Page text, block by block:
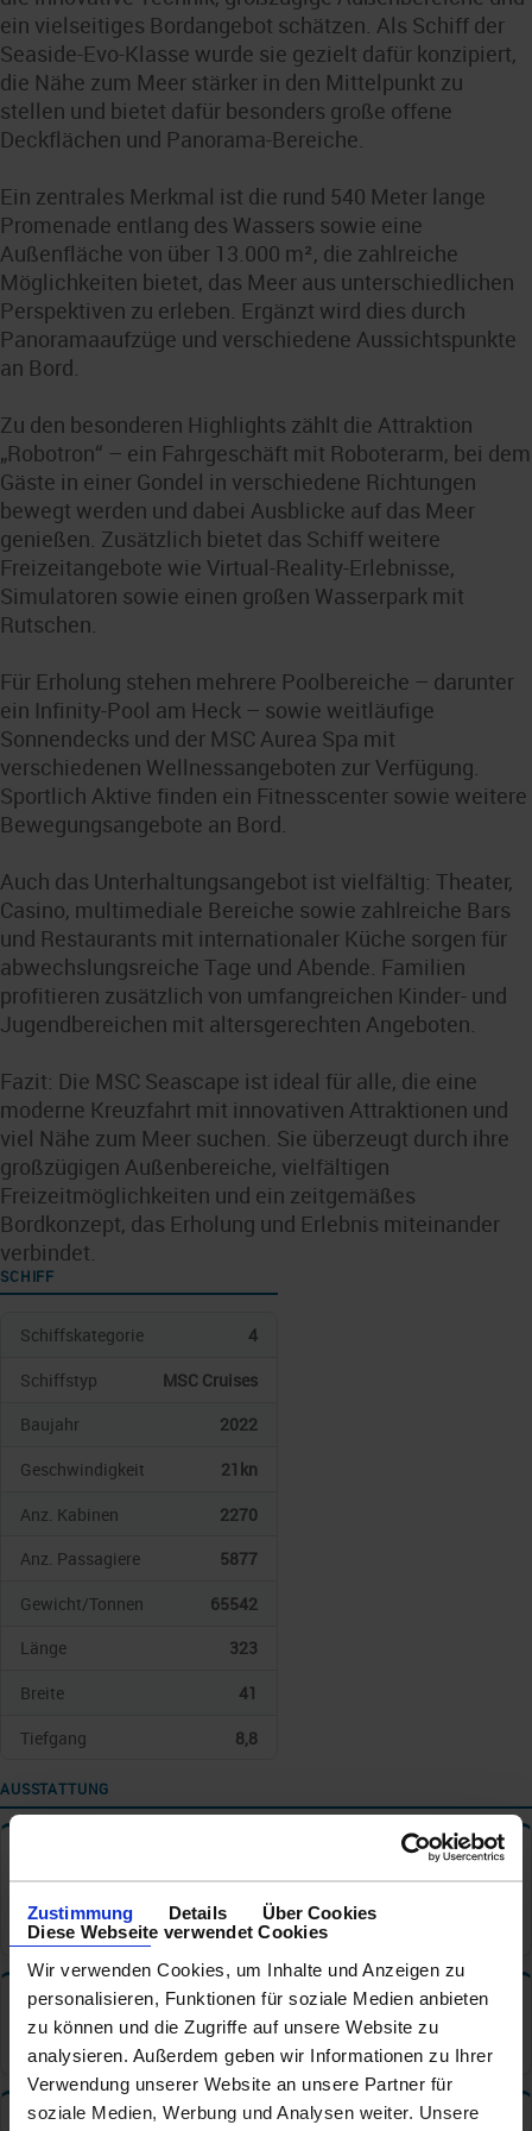
Zustimmung Details
Über Cookies
Diese Webseite verwendet Cookies
Wir verwenden Cookies, um Inhalte und Anzeigen zu
personalisieren, Funktionen für soziale Medien anbieten
zu können und die Zugriffe auf unsere Website zu
analysieren. Außerdem geben wir Informationen zu Ihrer
Verwendung unserer Website an unsere Partner für
soziale Medien, Werbung und Analysen weiter. Unsere
ein vielseitiges Bordangebot schätzen. Als Schiff der
Seaside-Evo-Klasse wurde sie gezielt dafür konzipiert,
die Nähe zum Meer stärker in den Mittelpunkt zu
stellen und bietet dafür besonders große offene
Deckflächen und Panorama-Bereiche.
Ein zentrales Merkmal ist die rund 540 Meter lange
Promenade entlang des Wassers sowie eine
Außenfläche von über 13.000 m², die zahlreiche
Möglichkeiten bietet, das Meer aus unterschiedlichen
Perspektiven zu erleben. Ergänzt wird dies durch
Panoramaaufzüge und verschiedene Aussichtspunkte
an Bord.
Zu den besonderen Highlights zählt die Attraktion
„Robotron“ – ein Fahrgeschäft mit Roboterarm, bei dem
Gäste in einer Gondel in verschiedene Richtungen
bewegt werden und dabei Ausblicke auf das Meer
genießen. Zusätzlich bietet das Schiff weitere
Freizeitangebote wie Virtual-Reality-Erlebnisse,
Simulatoren sowie einen großen Wasserpark mit
Rutschen.
Für Erholung stehen mehrere Poolbereiche – darunter
ein Infinity-Pool am Heck – sowie weitläufige
Sonnendecks und der MSC Aurea Spa mit
verschiedenen Wellnessangeboten zur Verfügung.
Sportlich Aktive finden ein Fitnesscenter sowie weitere
Bewegungsangebote an Bord.
Auch das Unterhaltungsangebot ist vielfältig: Theater,
Casino, multimediale Bereiche sowie zahlreiche Bars
und Restaurants mit internationaler Küche sorgen für
abwechslungsreiche Tage und Abende. Familien
profitieren zusätzlich von umfangreichen Kinder- und
Jugendbereichen mit altersgerechten Angeboten.
Fazit: Die MSC Seascape ist ideal für alle, die eine
moderne Kreuzfahrt mit innovativen Attraktionen und
viel Nähe zum Meer suchen. Sie überzeugt durch ihre
großzügigen Außenbereiche, vielfältigen
Freizeitmöglichkeiten und ein zeitgemäßes
Bordkonzept, das Erholung und Erlebnis miteinander
verbindet.
SCHIFF
Schiffskategorie
4
Schiffstyp
MSC Cruises
Baujahr
2022
Geschwindigkeit
21kn
Anz. Kabinen
2270
Anz. Passagiere
5877
Gewicht/Tonnen
65542
Länge
323
Breite
41
Tiefgang
8,8
AUSSTATTUNG
Reisepass
✦Tischzeiten
Hauptrestaurant: Feste Tischzeit
✦Bars und Cafe s